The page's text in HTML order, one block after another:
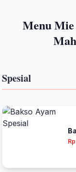
Menu
Spesial